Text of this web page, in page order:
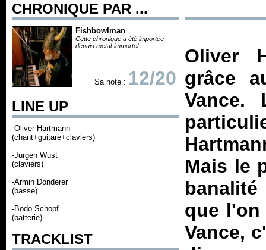
CHRONIQUE PAR ...
Fishbowlman
Cette chronique a été importée
depuis metal-immortel
Sa note : 12/20
LINE UP
-Oliver Hartmann
(chant+guitare+claviers)
-Jurgen Wust
(claviers)
-Armin Donderer
(basse)
-Bodo Schopf
(batterie)
TRACKLIST
Oliver
grâce
Vance.
Mais le
que l'on
Vance,